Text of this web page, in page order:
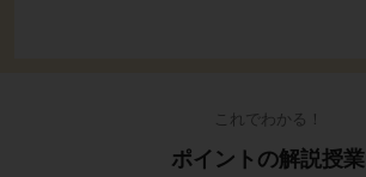
これでわかる！
ポイントの解説授業